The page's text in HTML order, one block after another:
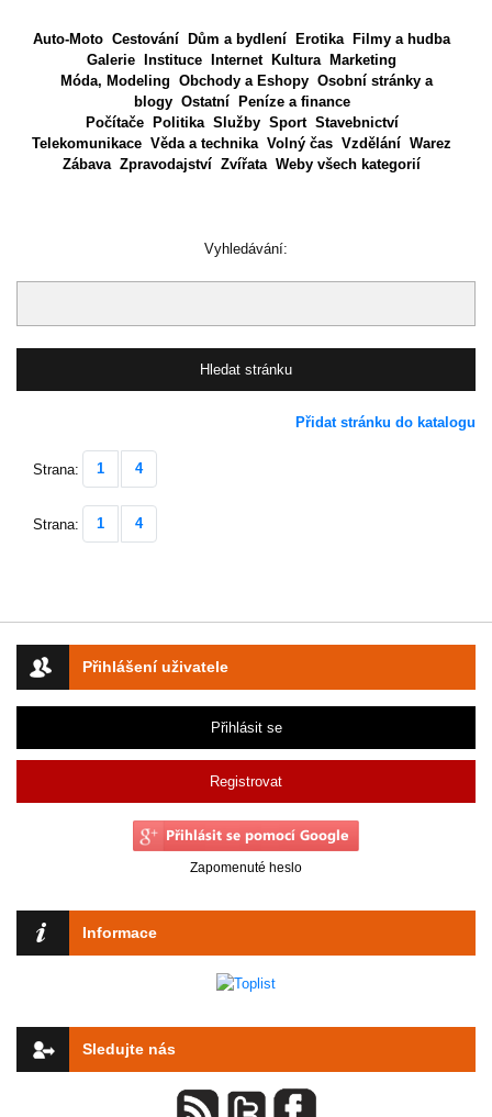
Přihlášení uživatele
Přihlásit se
Registrovat
Zapomenuté heslo
Informace
Sledujte nás
Auto-Moto Cestování Dům a bydlení Erotika
Filmy a hudba
Galerie
Instituce Internet Kultura
Marketing
Móda, Modeling Obchody a Eshopy Osobní stránky a
blogy Ostatní
Peníze a finance
Počítače
Politika Služby Sport Stavebnictví
Telekomunikace Věda a technika Volný čas Vzdělání Warez
Zábava Zpravodajství Zvířata Weby všech kategorií
Vyhledávání:
Přidat stránku do katalogu
Strana: 1 4
Strana: 1 4